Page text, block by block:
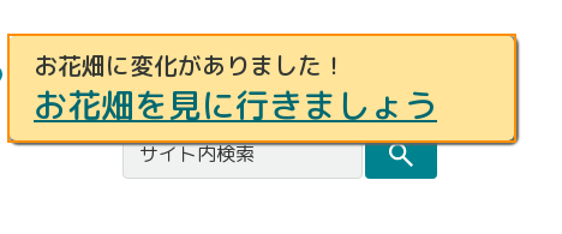
事例募集 お問合せ 都庁総合トップページ
お花畑に変化がありました！
お花畑を見に行きましょう